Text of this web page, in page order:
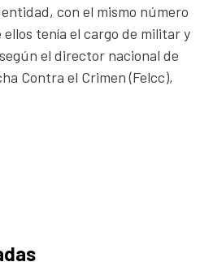
con el mismo número
tenía el cargo de militar y
el director nacional de
Contra el Crimen (Felcc),